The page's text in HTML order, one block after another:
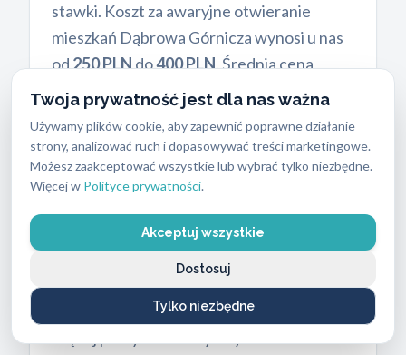
Twoja prywatność jest dla nas ważna
Używamy plików cookie, aby zapewnić poprawne działanie
strony, analizować ruch i dopasowywać treści marketingowe.
Możesz zaakceptować wszystkie lub wybrać tylko niezbędne.
Więcej w Polityce prywatności.
Akceptuj wszystkie
Tylko niezbędne
Dostosuj
stawki. Koszt za awaryjne otwieranie
mieszkań Dąbrowa Górnicza wynosi u nas
od250 PLNdo400 PLN. Średnia cena
awaryjnego otwarcia mieszkania w
Dąbrowie Górniczej wynosi około 360 zł.
Ostateczna kwota zależy od klasy
bezpieczeństwa zamka oraz pory dnia
interwencji.
Otwarcie standardowego zamka
nawierzchniowego kosztuje bliżej dolnej
granicy tego przedziału. Skomplikowane
systemy antywłamaniowe wymagają